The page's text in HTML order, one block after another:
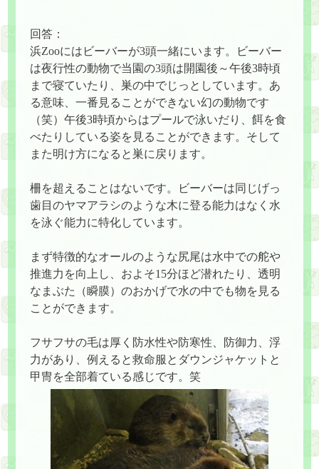
回答：
浜Zooにはビーバーが3頭一緒にいます。ビーバー
は夜行性の動物で当園の3頭は開園後～午後3時頃
まで寝ていたり、巣の中でじっとしています。あ
る意味、一番見ることができない幻の動物です
（笑）午後3時頃からはプールで泳いだり、餌を食
べたりしている姿を見ることができます。そして
また明け方になると巣に戻ります。
柵を超えることはないです。ビーバーは同じげっ
歯目のヤマアラシのような木に登る能力はなく水
を泳ぐ能力に特化しています。
まず特徴的なオールのような尻尾は水中での舵や
推進力を向上し、およそ15分ほど潜れたり、透明
なまぶた（瞬膜）のおかげで水の中でも物を見る
ことができます。
フサフサの毛は厚く防水性や防寒性、防御力、浮
力があり、例えると救命服とダウンジャケットと
甲冑を全部着ている感じです。笑